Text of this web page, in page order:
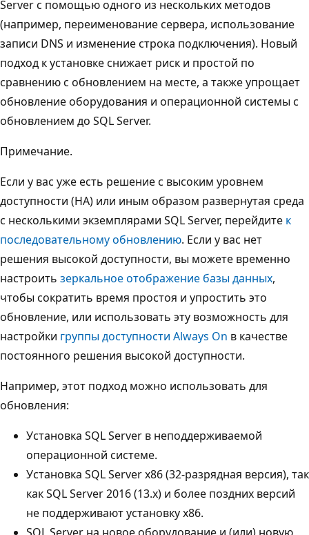
Server с помощью одного из нескольких методов
(например, переименование сервера, использование
записи DNS и изменение строка подключения). Новый
подход к установке снижает риск и простой по
сравнению с обновлением на месте, а также упрощает
обновление оборудования и операционной системы с
обновлением до SQL Server.
Примечание.
Если у вас уже есть решение с высоким уровнем
доступности (HA) или иным образом развернутая среда
с несколькими экземплярами SQL Server, перейдите к
последовательному обновлению. Если у вас нет
решения высокой доступности, вы можете временно
настроить зеркальное отображение базы данных,
чтобы сократить время простоя и упростить это
обновление, или использовать эту возможность для
настройки группы доступности Always On в качестве
постоянного решения высокой доступности.
Например, этот подход можно использовать для
обновления:
Установка SQL Server в неподдерживаемой
операционной системе.
Установка SQL Server x86 (32-разрядная версия), так
как SQL Server 2016 (13.x) и более поздних версий
не поддерживают установку x86.